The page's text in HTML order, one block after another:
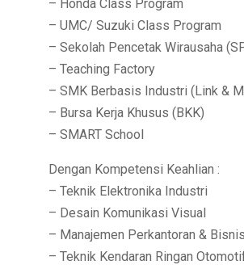
– Honda Class Program
– UMC/ Suzuki Class Program
– Sekolah Pencetak Wirausaha
– Teaching Factory
– SMK Berbasis Industri (Link &
– Bursa Kerja Khusus (BKK)
– SMART School
Dengan Kompetensi Keahlian :
– Teknik Elektronika Industri
– Desain Komunikasi Visual
– Manajemen Perkantoran & Bisnis
– Teknik Kendaran Ringan